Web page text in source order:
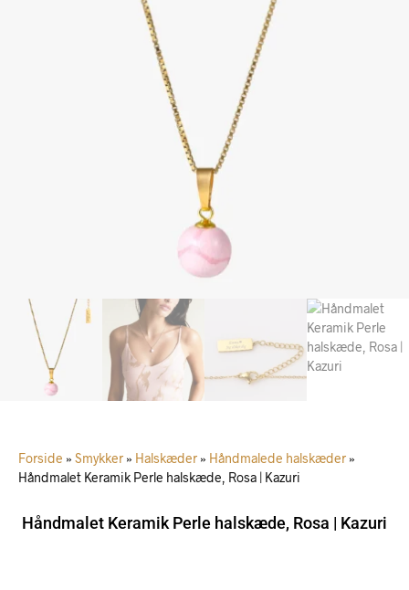
Forside » Smykker » Halskæder » Håndmalede halskæder »
Håndmalet Keramik Perle halskæde, Rosa | Kazuri
Håndmalet Keramik Perle halskæde, Rosa | Kazuri